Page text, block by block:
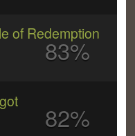
of Redemption
83%
82%